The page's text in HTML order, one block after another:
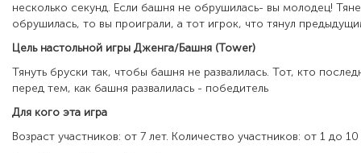
несколько секунд. Если башня не обрушилась- вы молодец!
обрушилась, то вы проиграли, а тот игрок, что тянул
Цель настольной игры Дженга/Башня (Tower)
Тянуть бруски так, чтобы башня не развалилась. Тот, кто
перед тем, как башня развалилась - победитель
Для кого эта игра
Возраст участников: от 7 лет. Количество участников: от 1 до